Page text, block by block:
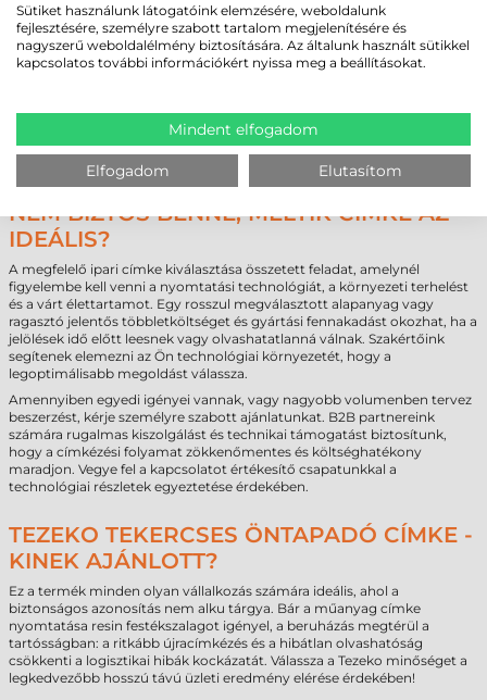
Ajánlott Feltételes
Nem ajánlott
Alacsony felületi energiájú
műanyag (PE, PP)
Enyhén érdes
műanyag felületek
Jeges, deres felületek
Fém és festett fém
Strukturált műanyag Porózus karton és
Üveg és lakkozott
Enyhén poros ipari
környezet
Szilikonos bevonatok
Tiszta, zsírmentesített
műanyagok
Szobahőmérsékletű, Erősen szennyezett
vagy olajos felületek
NEM BIZTOS BENNE, MELYIK CÍMKE AZ
IDEÁLIS?
A megfelelő ipari címke kiválasztása összetett feladat, amelynél
figyelembe kell venni a nyomtatási technológiát, a környezeti terhelést
és a várt élettartamot. Egy rosszul megválasztott alapanyag vagy
ragasztó jelentős többletköltséget és gyártási fennakadást okozhat, ha a
jelölések idő előtt leesnek vagy olvashatatlanná válnak. Szakértőink
segítenek elemezni az Ön technológiai környezetét, hogy a
legoptimálisabb megoldást válassza.
Amennyiben egyedi igényei vannak, vagy nagyobb volumenben tervez
beszerzést, kérje személyre szabott ajánlatunkat. B2B partnereink
számára rugalmas kiszolgálást és technikai támogatást biztosítunk,
hogy a címkézési folyamat zökkenőmentes és költséghatékony
maradjon. Vegye fel a kapcsolatot értékesítő csapatunkkal a
technológiai részletek egyeztetése érdekében.
TEZEKO TEKERCSES ÖNTAPADÓ CÍMKE -
KINEK AJÁNLOTT?
Ez a termék minden olyan vállalkozás számára ideális, ahol a
biztonságos azonosítás nem alku tárgya. Bár a műanyag címke
nyomtatása resin festékszalagot igényel, a beruházás megtérül a
tartósságban: a ritkább újracímkézés és a hibátlan olvashatóság
csökkenti a logisztikai hibák kockázatát. Válassza a Tezeko minőséget a
legkedvezőbb hosszú távú üzleti eredmény elérése érdekében!
Sütiket használunk látogatóink elemzésére, weboldalunk
fejlesztésére, személyre szabott tartalom megjelenítésére és
nagyszerű weboldalélmény biztosítására. Az általunk használt sütikkel
kapcsolatos további információkért nyissa meg a beállításokat.
Mindent elfogadom
Elfogadom Elutasítom